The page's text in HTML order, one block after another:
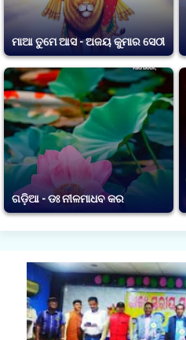
ମାଆ ତୁମେ ଆସ - ଅଜୟ କୁମାର ସେଠୀ
ଗଡ଼ିଆ - ଡଃ ନୀଳମାଧବ କର